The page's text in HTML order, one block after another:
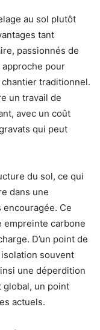
au sol plutôt
tant
passionnés de
pour
traditionnel.
un travail de
avec un coût
qui peut
du sol, ce qui
dans une
encouragée. Ce
empreinte carbone
D’un point de
souvent
une déperdition
un point
actuels.